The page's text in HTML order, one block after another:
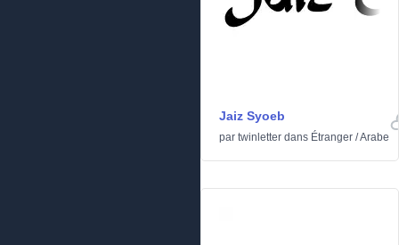
Jaiz Syoeb
par twinletter dans Étranger /Arabe